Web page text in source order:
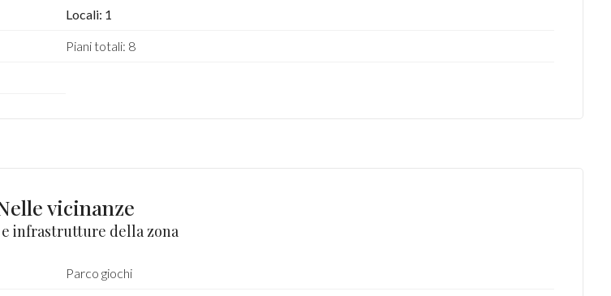
Locali: 1
Piani totali: 8
vicinanze
infrastrutture della zona
Parco giochi